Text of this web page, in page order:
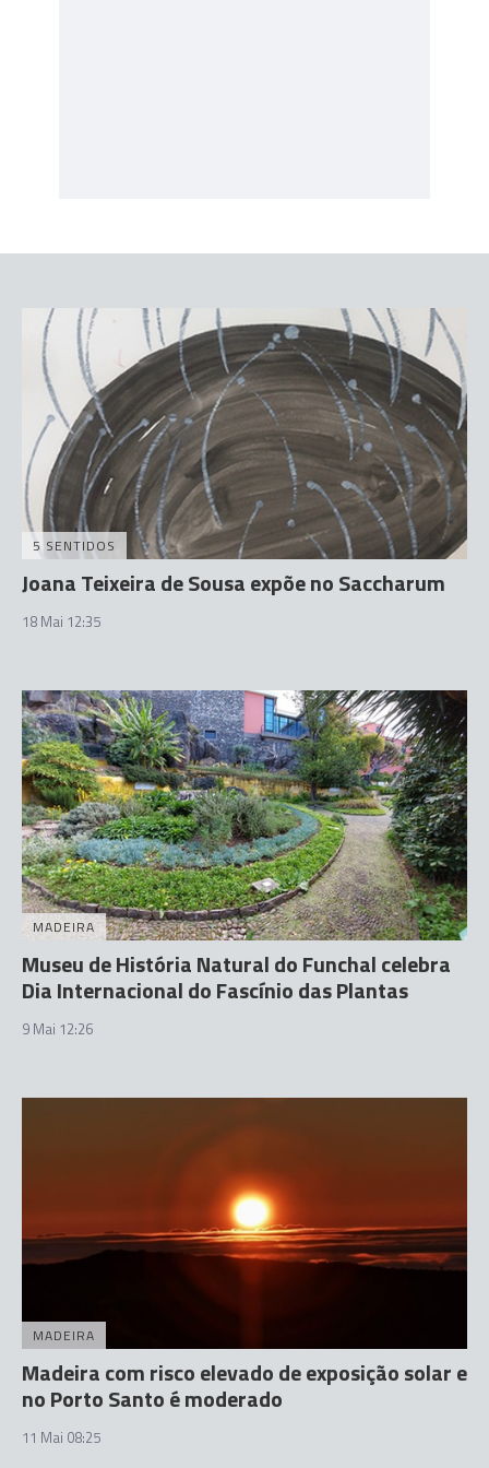
5 SENTIDOS
Joana Teixeira de Sousa expõe no Saccharum
18 Mai 12:35
MADEIRA
Museu de História Natural do Funchal celebra
Dia Internacional do Fascínio das Plantas
9 Mai 12:26
MADEIRA
Madeira com risco elevado de exposição solar e
no Porto Santo é moderado
11 Mai 08:25